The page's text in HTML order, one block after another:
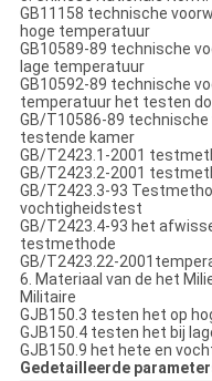
GB11158 technische
hoge temperatuur
GB10589-89 technische
lage temperatuur
GB10592-89 technische
temperatuur het testen
GB/T10586-89
testende kamer
GB/T2423.1-2001
GB/T2423.2-2001
GB/T2423.3-93
vochtigheidstest
GB/T2423.4-93 het
testmethode
GB/T2423.22-
6. Materiaal van de het
Militaire
GJB150.3 testen het op
GJB150.4 testen het bij
GJB150.9 het hete en
Gedetailleerde